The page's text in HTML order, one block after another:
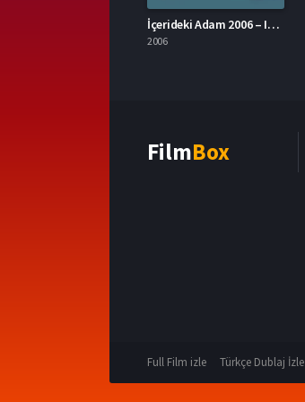
İçerideki Adam 2006 – Inside Man 1080p Turkce Dublaj izle
2006
FilmBox
Full Film izle Türkçe Dublaj İzle